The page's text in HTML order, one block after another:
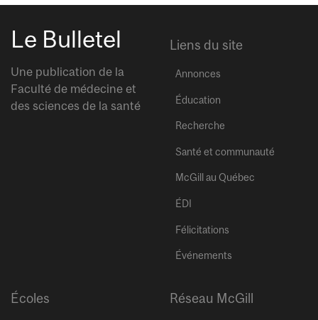
Le Bulletel
Une publication de la
Faculté de médecine et
des sciences de la santé
Liens du site
Annonces
Éducation
Recherche
Santé et communauté
McGill au Québec
ÉDI
Félicitations
Événements
Écoles Réseau McGill